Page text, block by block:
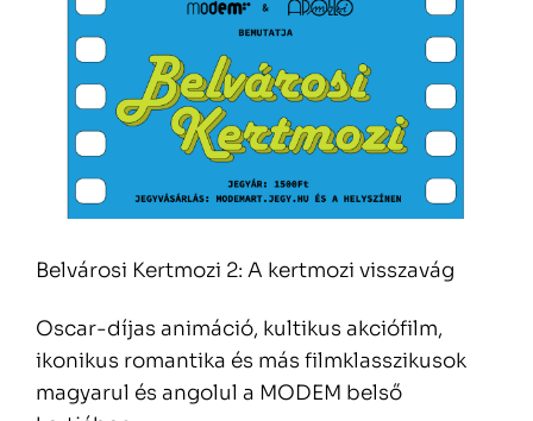
Belvárosi Kertmozi 2: A kertmozi visszavág
Oscar-díjas animáció, kultikus akciófilm,
ikonikus romantika és más filmklasszikusok
magyarul és angolul a MODEM belső